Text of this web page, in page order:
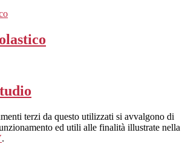
terzi da questo utilizzati si avvalgono di
ed utili alle finalità illustrate nella
.